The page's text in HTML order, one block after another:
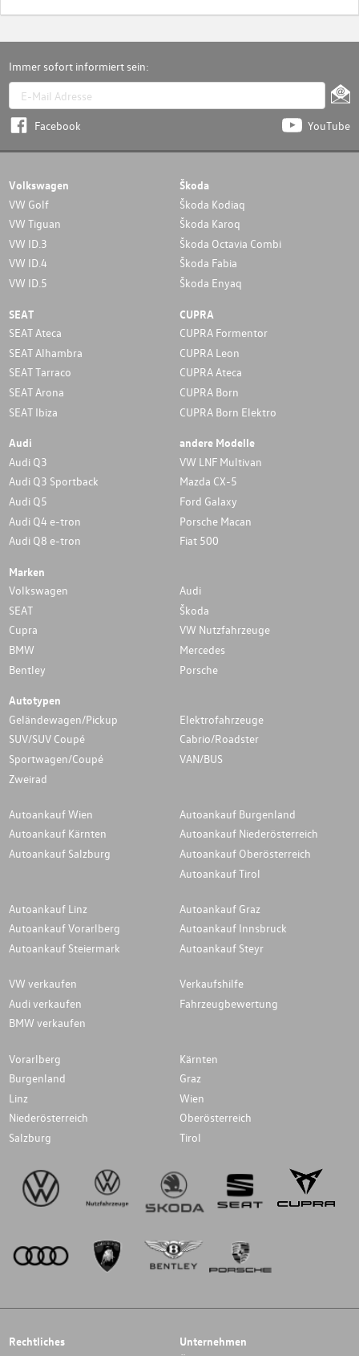
Immer sofort informiert sein:
Facebook YouTube
Volkswagen
VW Golf
VW Tiguan
VW ID.3
VW ID.4
VW ID.5
Škoda
Škoda Kodiaq
Škoda Karoq
Škoda Octavia Combi
Škoda Fabia
Škoda Enyaq
SEAT
SEAT Ateca
SEAT Alhambra
SEAT Tarraco
SEAT Arona
SEAT Ibiza
CUPRA
CUPRA Formentor
CUPRA Leon
CUPRA Ateca
CUPRA Born
CUPRA Born Elektro
Audi
Audi Q3
Audi Q3 Sportback
Audi Q5
Audi Q4 e-tron
Audi Q8 e-tron
andere Modelle
VW LNF Multivan
Mazda CX-5
Ford Galaxy
Porsche Macan
Fiat 500
Marken
Volkswagen
Audi
SEAT
Škoda
Cupra
VW Nutzfahrzeuge
BMW
Mercedes
Bentley
Porsche
Autotypen
Geländewagen/Pickup
Elektrofahrzeuge
SUV/SUV Coupé
Cabrio/Roadster
Sportwagen/Coupé
VAN/BUS
Zweirad
Autoankauf Wien
Autoankauf Kärnten
Autoankauf Salzburg
Autoankauf Burgenland
Autoankauf Niederösterreich
Autoankauf Oberösterreich
Autoankauf Tirol
Autoankauf Linz
Autoankauf Vorarlberg
Autoankauf Steiermark
Autoankauf Graz
Autoankauf Innsbruck
Autoankauf Steyr
VW verkaufen
Audi verkaufen
BMW verkaufen
Verkaufshilfe
Fahrzeugbewertung
Vorarlberg
Kärnten
Burgenland
Graz
Linz
Wien
Niederösterreich
Oberösterreich
Salzburg
Tirol
Rechtliches Unternehmen